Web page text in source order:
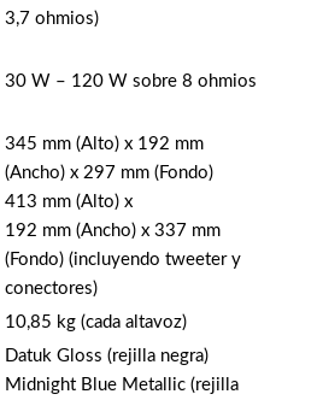
3,7 ohmios)
30 W – 120 W sobre 8 ohmios
345 mm (Alto) x 192 mm
(Ancho) x 297 mm (Fondo)
413 mm (Alto) x
192 mm (Ancho) x 337 mm
(Fondo) (incluyendo tweeter y
conectores)
10,85 kg (cada altavoz)
Datuk Gloss (rejilla negra)
Midnight Blue Metallic (rejilla